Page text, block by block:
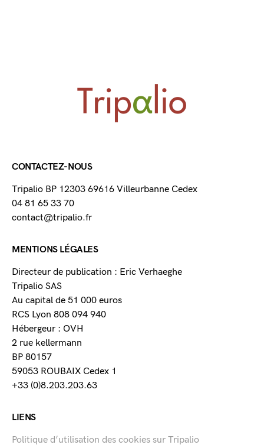
CONTACTEZ-NOUS
Tripalio BP 12303 69616 Villeurbanne Cedex
04 81 65 33 70
contact@tripalio.fr
MENTIONS LÉGALES
Directeur de publication : Eric Verhaeghe
Tripalio SAS
Au capital de 51 000 euros
RCS Lyon 808 094 940
Hébergeur : OVH
2 rue kellermann
BP 80157
59053 ROUBAIX Cedex 1
+33 (0)8.203.203.63
LIENS
Politique d’utilisation des cookies sur Tripalio